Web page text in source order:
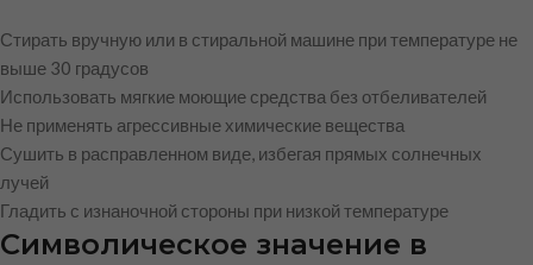
Стирать вручную или в стиральной машине при температуре не
выше 30 градусов
Использовать мягкие моющие средства без отбеливателей
Не применять агрессивные химические вещества
Сушить в расправленном виде, избегая прямых солнечных
лучей
Гладить с изнаночной стороны при низкой температуре
Символическое значение в